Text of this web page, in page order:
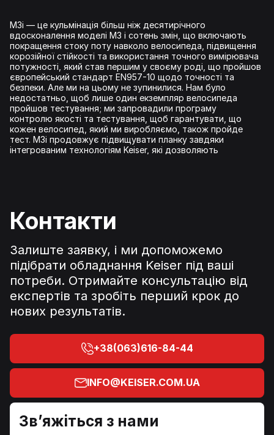
M3i — це кульмінація більш ніж десятирічного
вдосконалення моделі M3 і сотень змін, що включають
покращення стоку поту навколо велосипеда, підвищення
корозійної стійкості та використання точного вимірювача
потужності, який став першим у своєму роді, що пройшов
європейський стандарт EN957-10 щодо точності та
безпеки. Але ми на цьому не зупинилися. Нам було
недостатньо, щоб лише один екземпляр велосипеда
пройшов тестування; ми запровадили програму
контролю якості та тестування, щоб гарантувати, що
кожен велосипед, який ми виробляємо, також пройде
тест. M3i продовжує підвищувати планку завдяки
інтегрованим технологіям Keiser, які дозволяють
використовувати. З історією M3 та понад 300,000
проданих велосипедів M3 і M3i у всьому світі, це найбільш
нам на слово. Запитайте наших клієнтів. Щоб дізнатися
більше про інтегровані технології Keiser.
Контакти
Залиште заявку, і ми допоможемо
підібрати обладнання Keiser під ваші
потреби. Отримайте консультацію від
експертів та зробіть перший крок до
нових результатів.
+38(063)616-84-44
INFO@KEISER.COM.UA
Зв’яжіться з нами